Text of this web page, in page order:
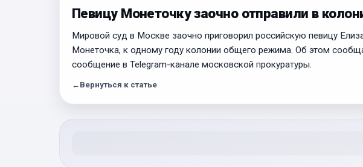
Певицу Монеточку заочно отправили в
Мировой суд в Москве заочно приговорил российскую певицу
Монеточка, к одному году колонии общего режима. Об этом
сообщение в Telegram-канале московской прокуратуры.
← Вернуться к статье